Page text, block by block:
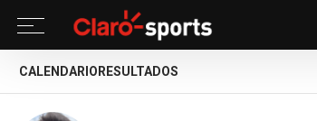
CALENDARIO RESULTADOS